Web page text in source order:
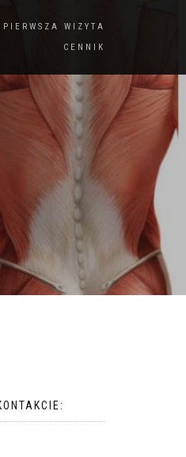
PIERWSZA WIZYTA
CENNIK